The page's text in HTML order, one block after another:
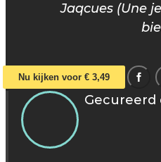
Jaqcues (Une
Nu kijken voor € 3,49
Gecureerd